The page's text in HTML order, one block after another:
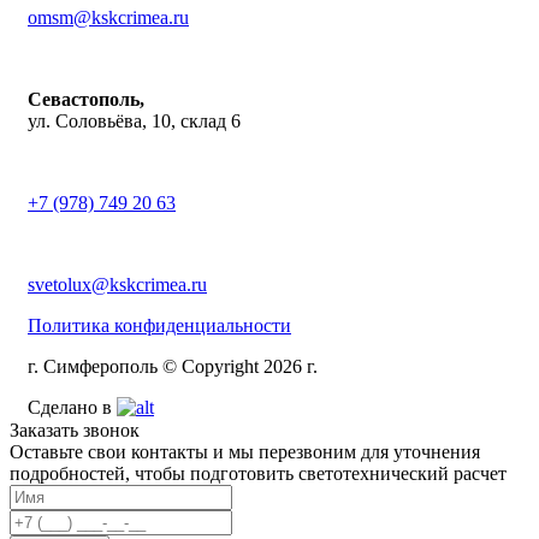
omsm@kskcrimea.ru
Севастополь,
ул. Соловьёва, 10, склад 6
+7 (978) 749 20 63
svetolux@kskcrimea.ru
Политика конфиденциальности
г. Симферополь © Copyright 2026 г.
Сделано в
Заказать звонок
Оставьте свои контакты и мы перезвоним для уточнения
подробностей, чтобы подготовить светотехнический расчет